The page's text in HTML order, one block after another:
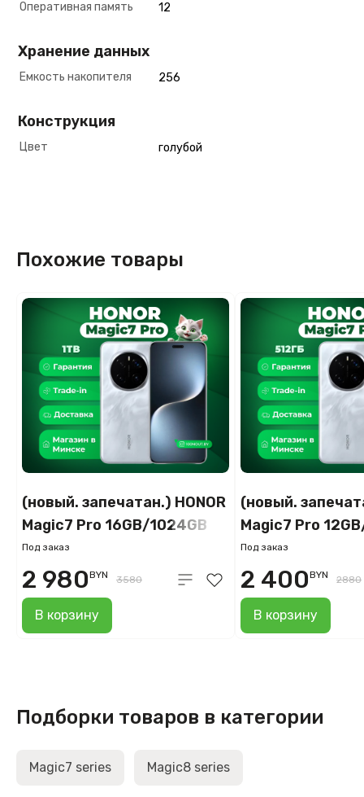
Оперативная память 12
Хранение данных
Емкость накопителя 256
Конструкция
Цвет голубой
Похожие товары
(новый. запечатан.) HONOR
Magic7 Pro 16GB/1024GB
международная версия
(белый)
Под заказ
В корзину
2 980BYN 3580
(новый.
Magic7 Pro
международная
(белый)
Под заказ
В корзину
2 400BYN 2880
Подборки товаров в категории
Magic7 series Magic8 series